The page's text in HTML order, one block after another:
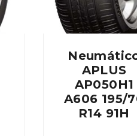
APLUS
AP050H1
A606 195/
R14 91H